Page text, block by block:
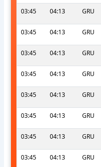
03:45
04:13 GRU
03:45 04:13 GRU
03:45 04:13 GRU
03:45 04:13 GRU
03:45 04:13 GRU
03:45 04:13 GRU
03:45 04:13 GRU
03:45 04:13 GRU